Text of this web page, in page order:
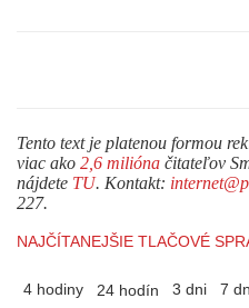
Tento text je platenou formou
viac ako 2,6 milióna čitateľov
nájdete TU. Kontakt:
227.
NAJČÍTANEJŠIE TLAČOVÉ
4 hodiny 24 hodín 3 dni 7